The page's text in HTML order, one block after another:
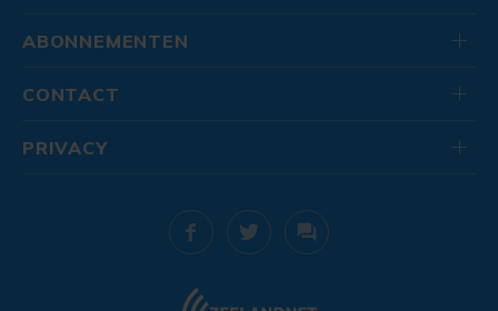
ABONNEMENTEN
CONTACT
PRIVACY